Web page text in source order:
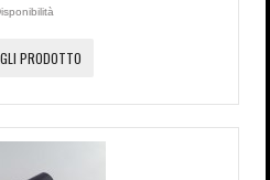
PRODOTTO